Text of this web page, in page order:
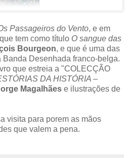
Passageiros do Vento, e em
tem como título O sangue das
Bourgeon, e que é uma das
Desenhada franco-belga.
que estreia a "COLECÇÃO
DA HISTÓRIA –
Magalhães e ilustrações de
visita para porem as mãos
que valem a pena.